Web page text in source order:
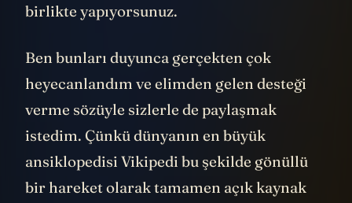
birlikte yapıyorsunuz.
Ben bunları duyunca gerçekten çok
heyecanlandım ve elimden gelen desteği
verme sözüyle sizlerle de paylaşmak
istedim. Çünkü dünyanın en büyük
ansiklopedisi Vikipedi bu şekilde gönüllü
bir hareket olarak tamamen açık kaynak